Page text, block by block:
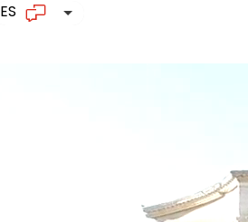
ES Lista adicional de